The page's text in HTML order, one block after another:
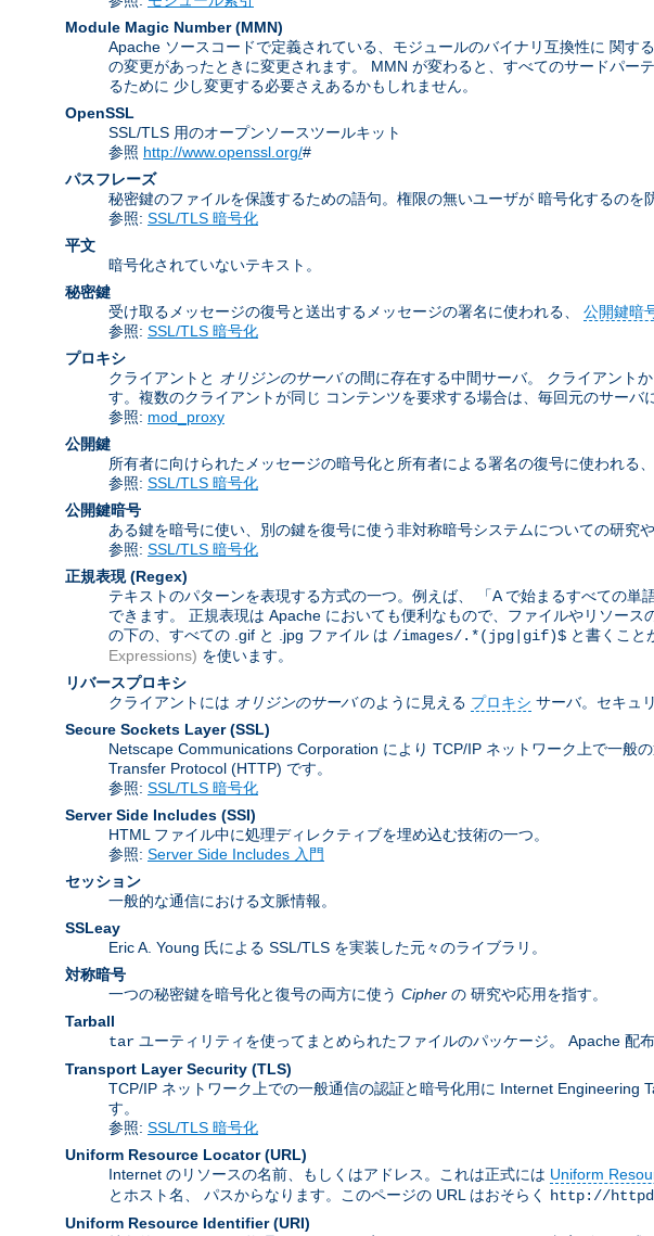
Module Magic Number(MMN)
Apache ソースコードで定義されている、モジュールのバイナリ互換性に 関
の変更があったときに変更されます。 MMN が変わると、すべてのサードパ
るために 少し変更する必要さえあるかもしれません。
OpenSSL
SSL/TLS 用のオープンソースツールキット
参照 http://www.openssl.org/#
パスフレーズ
秘密鍵のファイルを保護するための語句。権限の無いユーザが 暗号化するのを
参照: SSL/TLS 暗号化
平文
暗号化されていないテキスト。
秘密鍵
受け取るメッセージの復号と送出するメッセージの署名に使われる、 公開鍵暗
参照: SSL/TLS 暗号化
プロキシ
クライアントと オリジンのサーバの間に存在する中間サーバ。 クライアント
す。複数のクライアントが同じ コンテンツを要求する場合は、毎回元のサー
参照: mod_proxy
公開鍵
所有者に向けられたメッセージの暗号化と所有者による署名の復号に使われる、
参照: SSL/TLS 暗号化
公開鍵暗号
ある鍵を暗号に使い、別の鍵を復号に使う非対称暗号システムについての研究
参照: SSL/TLS 暗号化
正規表現 (Regex)
テキストのパターンを表現する方式の一つ。例えば、 「A で始まるすべての
できます。 正規表現は Apache においても便利なもので、ファイルやリソー
の下の、すべての .gif と .jpg ファイル は /images/.*(jpg|gif)$ と書くこと
Expressions) を使います。
リバースプロキシ
クライアントには オリジンのサーバのように見える プロキシ サーバ。セキュ
Secure Sockets Layer (SSL)
Netscape Communications Corporation により TCP/IP ネットワーク上で一般
Transfer Protocol (HTTP) です。
参照: SSL/TLS 暗号化
Server Side Includes (SSI)
HTML ファイル中に処理ディレクティブを埋め込む技術の一つ。
参照: Server Side Includes 入門
セッション
一般的な通信における文脈情報。
SSLeay
Eric A. Young 氏による SSL/TLS を実装した元々のライブラリ。
対称暗号
一つの秘密鍵を暗号化と復号の両方に使う Cipher の 研究や応用を指す。
Tarball
tar ユーティリティを使ってまとめられたファイルのパッケージ。 Apache 配
Transport Layer Security (TLS)
TCP/IP ネットワーク上での一般通信の認証と暗号化用に Internet Engineering
す。
参照: SSL/TLS 暗号化
Uniform Resource Locator (URL)
Internet のリソースの名前、もしくはアドレス。これは正式には Uniform
とホスト名、 パスからなります。このページの URL はおそらく
http://
Uniform Resource Identifier (URI)